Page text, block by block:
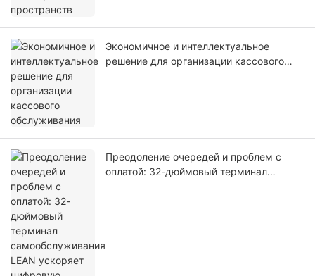
Экономичное и интеллектуальное
решение для организации кассового
Преодоление очередей и проблем с
оплатой: 32-дюймовый терминал